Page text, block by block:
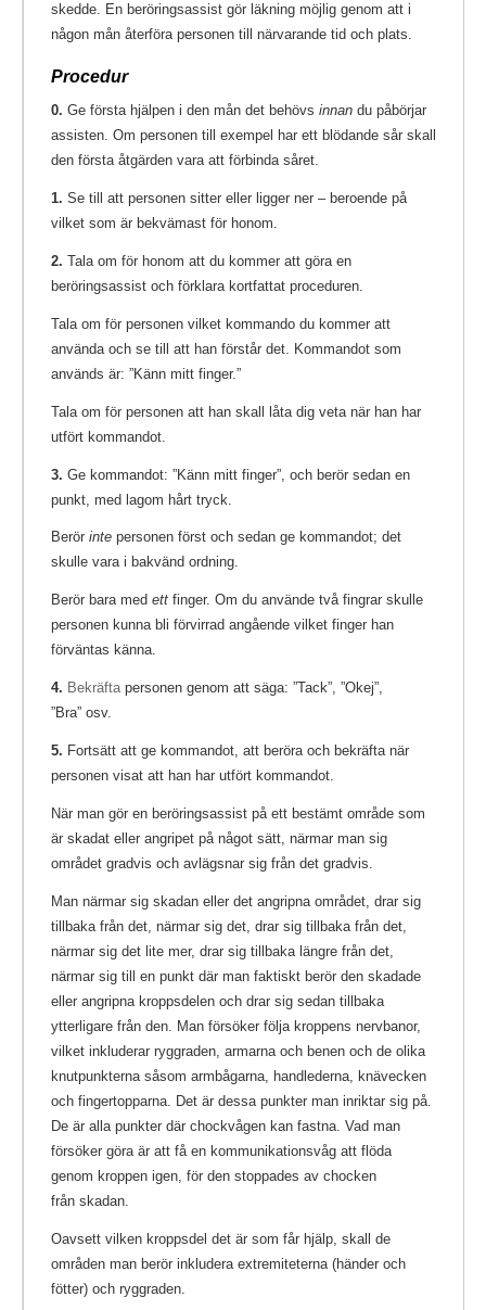
skedde. En beröringsassist gör läkning möjlig genom att i
någon mån återföra personen till närvarande tid och plats.
Procedur
0. Ge första hjälpen i den mån det behövs innan du påbörjar
assisten. Om personen till exempel har ett blödande sår skall
den första åtgärden vara att förbinda såret.
1. Se till att personen sitter eller ligger ner – beroende på
vilket som är bekvämast för honom.
2. Tala om för honom att du kommer att göra en
beröringsassist och förklara kortfattat proceduren.
Tala om för personen vilket kommando du kommer att
använda och se till att han förstår det. Kommandot som
används är: ”Känn mitt finger.”
Tala om för personen att han skall låta dig veta när han har
utfört kommandot.
3. Ge kommandot: ”Känn mitt finger”, och berör sedan en
punkt, med lagom hårt tryck.
Berör inte personen först och sedan ge kommandot; det
skulle vara i bakvänd ordning.
Berör bara med ett finger. Om du använde två fingrar skulle
personen kunna bli förvirrad angående vilket finger han
förväntas känna.
4. Bekräftapersonen genom att säga: ”Tack”, ”Okej”,
”Bra” osv.
5. Fortsätt att ge kommandot, att beröra och bekräfta när
personen visat att han har utfört kommandot.
När man gör en beröringsassist på ett bestämt område som
är skadat eller angripet på något sätt, närmar man sig
området gradvis och avlägsnar sig från det gradvis.
Man närmar sig skadan eller det angripna området, drar sig
tillbaka från det, närmar sig det, drar sig tillbaka från det,
närmar sig det lite mer, drar sig tillbaka längre från det,
närmar sig till en punkt där man faktiskt berör den skadade
eller angripna kroppsdelen och drar sig sedan tillbaka
ytterligare från den. Man försöker följa kroppens nervbanor,
vilket inkluderar ryggraden, armarna och benen och de olika
knutpunkterna såsom armbågarna, handlederna, knävecken
och fingertopparna. Det är dessa punkter man inriktar sig på.
De är alla punkter där chockvågen kan fastna. Vad man
försöker göra är att få en kommunikationsvåg att flöda
genom kroppen igen, för den stoppades av chocken
från skadan.
Oavsett vilken kroppsdel det är som får hjälp, skall de
områden man berör inkludera extremiteterna (händer och
fötter) och ryggraden.